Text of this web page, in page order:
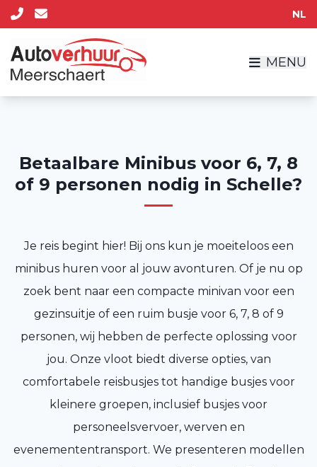
NL
MENU
Betaalbare Minibus voor 6, 7, 8
of 9 personen nodig in Schelle?
Je reis begint hier! Bij ons kun je moeiteloos een
minibus huren voor al jouw avonturen. Of je nu op
zoek bent naar een compacte minivan voor een
gezinsuitje of een ruim busje voor 6, 7, 8 of 9
personen, wij hebben de perfecte oplossing voor
jou. Onze vloot biedt diverse opties, van
comfortabele reisbusjes tot handige busjes voor
kleinere groepen, inclusief busjes voor
personeelsvervoer, werven en
evenemententransport. We presenteren modellen